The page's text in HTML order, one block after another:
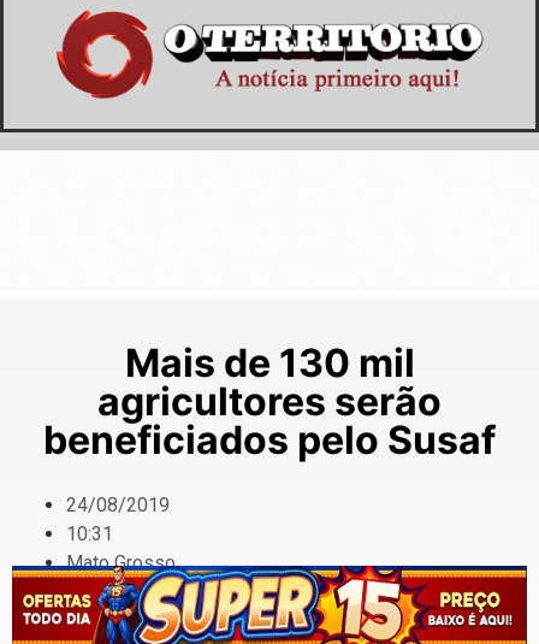
Mais de 130 mil
agricultores serão
beneficiados pelo Susaf
24/08/2019
10:31
Mato Grosso